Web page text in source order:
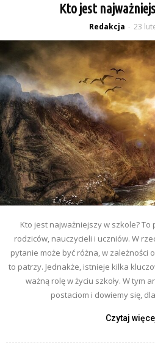
Kto jest
Redakcja - 23
Kto jest najważniejszy w szkole?
rodziców, nauczycieli i uczniów. W
pytanie może być różna, w zależności
to patrzy. Jednakże, istnieje kilka
ważną rolę w życiu szkoły. W tym
postaciom i dowiemy się,
Czytaj